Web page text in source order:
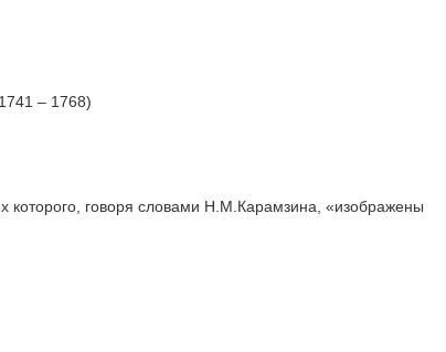
– 1768)
которого, говоря словами Н.М.Карамзина, «изображены